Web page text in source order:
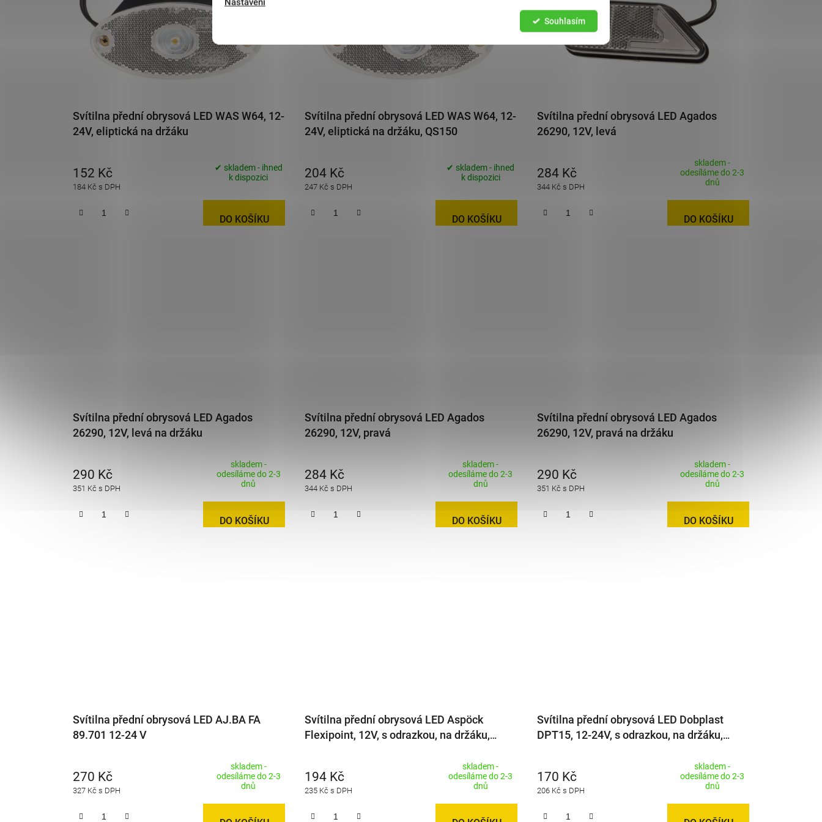
Souhlasím
Svítilna přední obrysová LED WAS W64, 12-
24V, eliptická na držáku
184 Kč s DPH
152 Kč
✔ skladem - ihned
k dispozici
DO KOŠÍKU
Svítilna přední obrysová LED WAS W64, 12-
24V, eliptická na držáku, QS150
247 Kč s DPH
204 Kč
✔ skladem - ihned
k dispozici
DO KOŠÍKU
Svítilna přední obrysová LED Agados
26290, 12V, levá
344 Kč s DPH
284 Kč
skladem -
odesíláme do 2-3
dnů
DO KOŠÍKU
Svítilna přední obrysová LED Agados
26290, 12V, levá na držáku
351 Kč s DPH
290 Kč
skladem -
odesíláme do 2-3
dnů
DO KOŠÍKU
Svítilna přední obrysová LED Agados
26290, 12V, pravá
344 Kč s DPH
284 Kč
skladem -
odesíláme do 2-3
dnů
DO KOŠÍKU
Svítilna přední obrysová LED Agados
26290, 12V, pravá na držáku
351 Kč s DPH
290 Kč
skladem -
odesíláme do 2-3
dnů
DO KOŠÍKU
Svítilna přední obrysová LED AJ.BA FA
89.701 12-24 V
327 Kč s DPH
270 Kč
skladem -
odesíláme do 2-3
dnů
Svítilna přední obrysová LED Aspöck
Flexipoint, 12V, s odrazkou, na držáku,
235 Kč s DPH
194 Kč
skladem -
odesíláme do 2-3
dnů
Svítilna přední obrysová LED Dobplast
DPT15, 12-24V, s odrazkou, na držáku,
206 Kč s DPH
170 Kč
skladem -
odesíláme do 2-3
dnů